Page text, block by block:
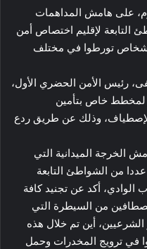
على هامش المداهمات
لإقليم اختصاص أمن
أشخاص تورطوا في مختلف
رئيس الأمن الحضري الأول،
لمخطط خاص بتأمين
وذلك عن طريق ردع
الخرجة الميدانية التي
من الشواطئ التابعة
الوادي، أكد عن تجنيد كافة
من السيطرة التي
أين تم خلال هذه
في ترويج المخدرات وحمل